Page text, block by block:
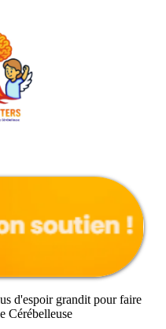
d'espoir grandit pour faire
Cérébelleuse